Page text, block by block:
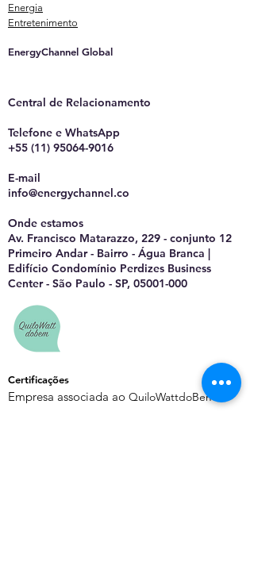
Energia
Entretenimento
EnergyChannel Global​
Central de Relacionamento
Telefone e WhatsApp
+55 (11) 95064-9016
E-mail
info@energychannel.co
Onde estamos
Av. Francisco Matarazzo, 229 - conjunto 12
Primeiro Andar - Bairro - Água Branca |
Edifício Condomínio Perdizes Business
Center - São Paulo - SP, 05001-000
Certificações
Empresa associada ao QuiloWattdoBem